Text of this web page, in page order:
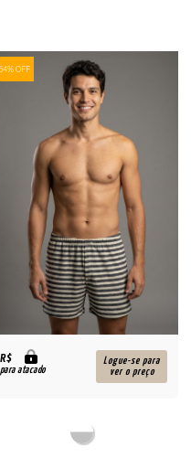
54% OFF
R$
para atacado
Logue-se para
ver o preço